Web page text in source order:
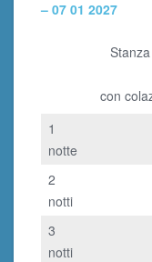
– 07 01 2027
con
1
notte
2
notti
3
notti